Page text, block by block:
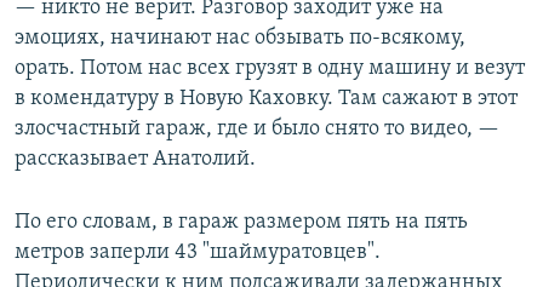
— никто не верит. Разговор заходит уже на
эмоциях, начинают нас обзывать по-всякому,
орать. Потом нас всех грузят в одну машину и везут
в комендатуру в Новую Каховку. Там сажают в этот
злосчастный гараж, где и было снято то видео, —
рассказывает Анатолий.
По его словам, в гараж размером пять на пять
метров заперли 43 "шаймуратовцев".